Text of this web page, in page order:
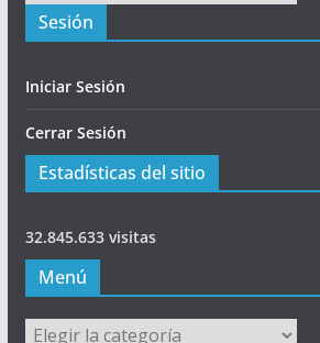
Sesión
Iniciar Sesión
Cerrar Sesión
Estadísticas del sitio
32.845.633 visitas
Menú
Menú